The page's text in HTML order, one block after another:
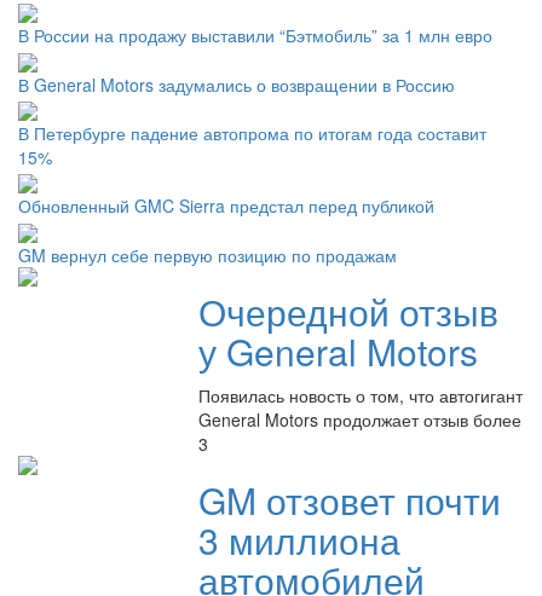
В России на продажу выставили “Бэтмобиль” за 1 млн евро
В General Motors задумались о возвращении в Россию
В Петербурге падение автопрома по итогам года составит
15%
Обновленный GMC Sierra предстал перед публикой
GM вернул себе первую позицию по продажам
Очередной отзыв
у General Motors
Появилась новость о том, что автогигант
General Motors продолжает отзыв более
3
GM отзовет почти
3 миллиона
автомобилей